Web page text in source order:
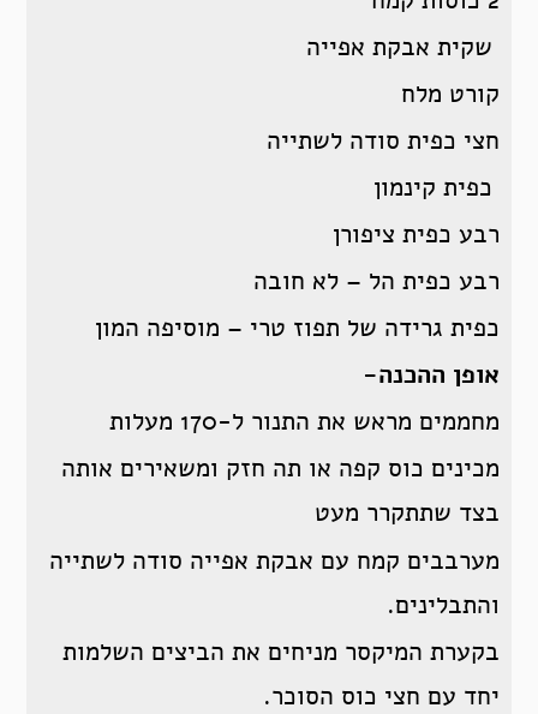
שקית אבקת אפייה
קורט מלח
חצי כפית סודה לשתייה
כפית קינמון
רבע כפית ציפורן
רבע כפית הל – לא חובה
כפית גרידה של תפוז טרי – מוסיפה המון
אופן ההכנה-
מחממים מראש את התנור ל-170 מעלות
מכינים כוס קפה או תה חזק ומשאירים אותה
בצד שתתקרר מעט
מערבבים קמח עם אבקת אפייה סודה לשתייה
והתבלינים.
בקערת המיקסר מניחים את הביצים השלמות
יחד עם חצי כוס הסוכר.